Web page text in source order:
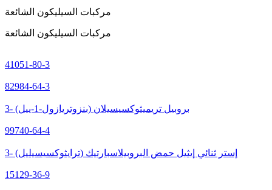
مركبات السيليكون الشائعة
مركبات السيليكون الشائعة
41051-80-3
82984-64-3
3- (بنزوتريازول-1-ييل) بروبيل تريميثوكسيسيلان
99740-64-4
3- (ترايثوكسيسيليل) إستر ثنائي إيثيل حمض البروبيلاسبارتيك
15129-36-9